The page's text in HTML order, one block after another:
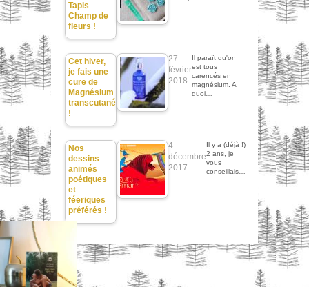
Tapis
Champ de
fleurs !
Cet hiver,
je fais une
cure de
Magnésium
transcutané
!
27
février
2018
Il paraît qu'on
est tous
carencés en
magnésium. A
quoi…
Nos
dessins
animés
poétiques
et
féeriques
préférés !
4
décembre
2017
Il y a (déjà !)
2 ans, je
vous
conseillais…